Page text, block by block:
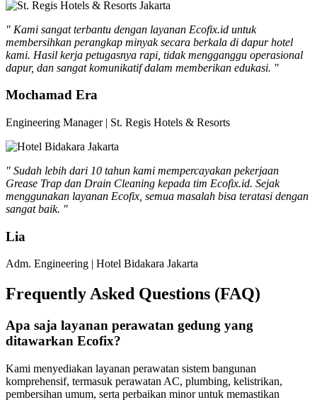
" Kami sangat terbantu dengan layanan Ecofix.id untuk
membersihkan perangkap minyak secara berkala di dapur hotel
kami. Hasil kerja petugasnya rapi, tidak mengganggu operasional
dapur, dan sangat komunikatif dalam memberikan edukasi. "
Mochamad Era
Engineering Manager | St. Regis Hotels & Resorts
" Sudah lebih dari 10 tahun kami mempercayakan pekerjaan
Grease Trap dan Drain Cleaning kepada tim Ecofix.id. Sejak
menggunakan layanan Ecofix, semua masalah bisa teratasi dengan
sangat baik. "
Lia
Adm. Engineering | Hotel Bidakara Jakarta
Frequently Asked Questions (FAQ)
Apa saja layanan perawatan gedung yang
ditawarkan Ecofix?
Kami menyediakan layanan perawatan sistem bangunan
komprehensif, termasuk perawatan AC, plumbing, kelistrikan,
pembersihan umum, serta perbaikan minor untuk memastikan